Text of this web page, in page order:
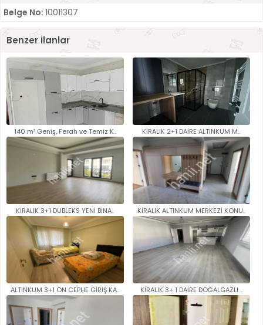
Belge No: 10011307
Benzer İlanlar
140 m² Geniş, Ferah ve Temiz K.. KİRALIK 2+1 DAİRE ALTINKUM M..
KİRALIK 3+1 DUBLEKS YENİ BİNA.. KİRALIK ALTINKUM MERKEZİ KONU..
ALTINKUM 3+1 ÖN CEPHE GİRİŞ KA.. KİRALIK 3+ 1 DAİRE DOĞALGAZLI ..